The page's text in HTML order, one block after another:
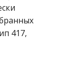
417,